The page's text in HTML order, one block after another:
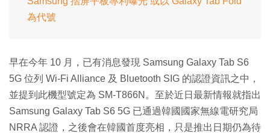
為代號
早在今年 10 月，已有消息發現 Samsung Galaxy Tab S6
5G 位列 Wi-Fi Alliance 及 Bluetooth SIG 的認證資訊之中，
並提到此機型號定為 SM-T866N。至於近日最新情報就指出
Samsung Galaxy Tab S6 5G 已通過韓國國家無線電研究局
NRRA 認證，之後會在韓國首度亮相，只是推出日期仍為待